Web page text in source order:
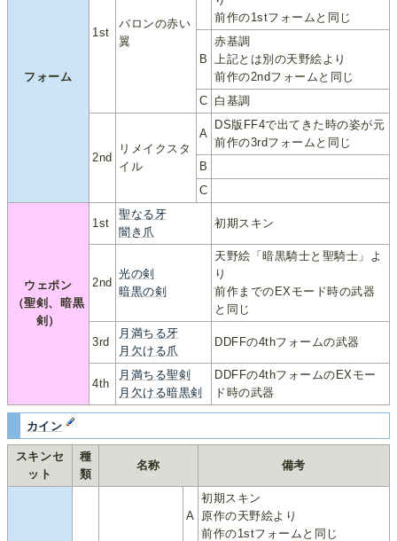
フォーム
1st
バロンの赤い
翼
前作の1stフォームと同じ
B
赤基調
上記とは別の天野絵より
前作の2ndフォームと同じ
C 白基調
2nd
リメイクスタ
イル
A
DS版FF4で出てきた時の姿が元
前作の3rdフォームと同じ
B
C
ウェポン
（聖剣、暗黒
剣）
1st
聖なる牙
闇き爪
初期スキン
2nd
光の剣
暗黒の剣
天野絵「暗黒騎士と聖騎士」よ
り
前作までのEXモード時の武器
と同じ
3rd
月満ちる牙
月欠ける爪
DDFFの4thフォームの武器
4th
月満ちる聖剣
月欠ける暗黒剣
DDFFの4thフォームのEXモー
ド時の武器
カイン
スキンセ
ット
種
類
名称 備考
A
初期スキン
原作の天野絵より
前作の1stフォームと同じ